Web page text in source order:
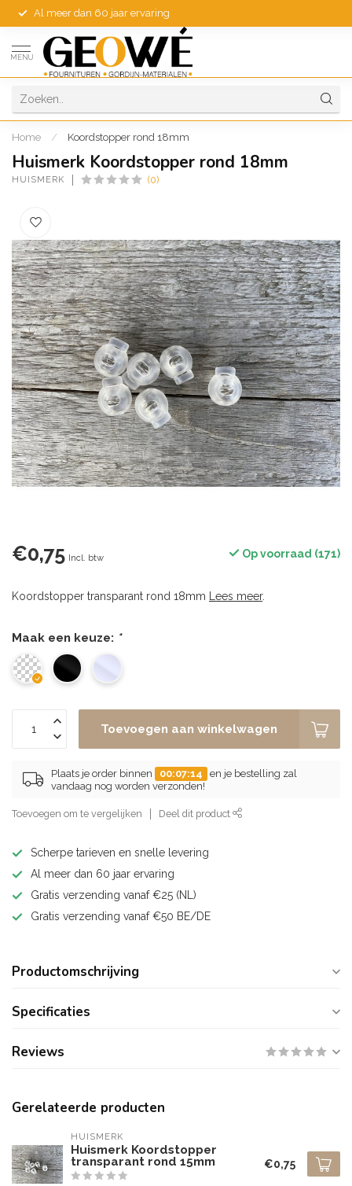
Al meer dan 60 jaar ervaring
MENU
Home / Koordstopper rond 18mm
Huismerk Koordstopper rond 18mm
HUISMERK (0)
€0,75 Incl. btw Op voorraad (171)
Koordstopper transparant rond 18mm Lees meer.
Maak een keuze: *
Toevoegen aan winkelwagen
Plaats je order binnen 00:07:13
en je bestelling zal
vandaag nog worden verzonden!
Toevoegen om te vergelijken Deel dit product
Scherpe tarieven en snelle levering
Al meer dan 60 jaar ervaring
Gratis verzending vanaf €25 (NL)
Gratis verzending vanaf €50 BE/DE
Productomschrijving
Specificaties
Reviews
Gerelateerde producten
HUISMERK
Huismerk Koordstopper
transparant rond 15mm
€0,75